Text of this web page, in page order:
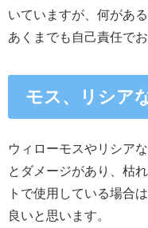
いていますが、何があ
あくまでも自己責任でお
モス、リシア
ウィローモスやリシア
とダメージがあり、枯
トで使用している場合
良いと思います。